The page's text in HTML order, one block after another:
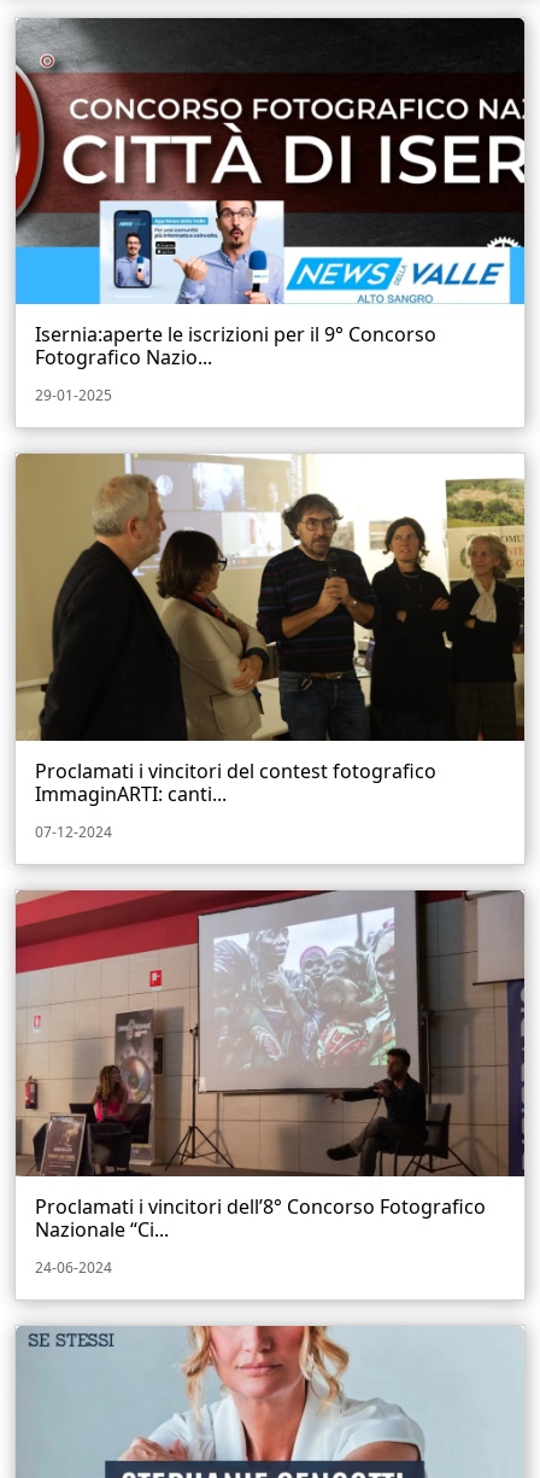
Isernia:aperte le iscrizioni per il 9° Concorso
Fotografico Nazio...
29-01-2025
Proclamati i vincitori del contest fotografico
ImmaginARTI: canti...
07-12-2024
Proclamati i vincitori dell’8° Concorso Fotografico
Nazionale “Ci...
24-06-2024